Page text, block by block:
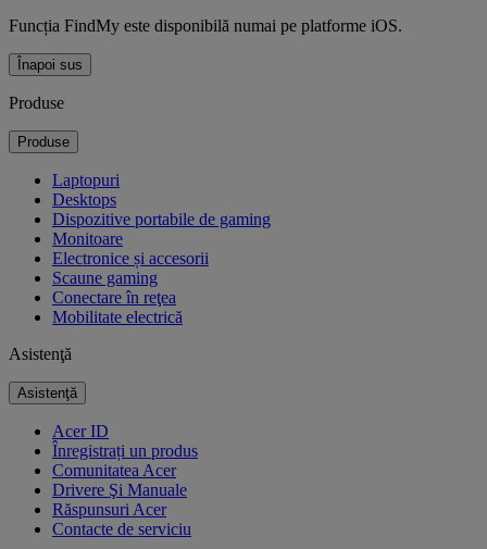
Funcția FindMy este disponibilă numai pe platforme iOS.
Înapoi sus
Produse
Produse
Laptopuri
Desktops
Dispozitive portabile de gaming
Monitoare
Electronice și accesorii
Scaune gaming
Conectare în reţea
Mobilitate electrică
Asistenţă
Asistenţă
Acer ID
Înregistrați un produs
Comunitatea Acer
Drivere Şi Manuale
Răspunsuri Acer
Contacte de serviciu